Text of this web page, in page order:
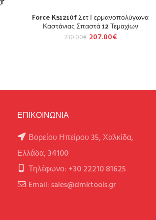
Force K51210f Σετ Γερμανοπολύγωνα
Καστάνιας Σπαστά 12 Τεμαχίων
230.00€ 207.00€
ΕΠΙΚΟΙΝΩΝΙΑ
Βορείου Ηπείρου 35, Χαλκίδα,
Ελλάδα, 34100
Τηλέφωνο: +30 22210 81625
Email: sales@dmktools.gr